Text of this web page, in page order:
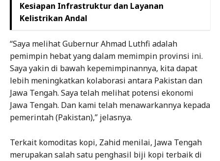
Kesiapan Infrastruktur dan Layanan
Kelistrikan Andal
“Saya melihat Gubernur Ahmad Luthfi adalah
pemimpin hebat yang dalam memimpin provinsi ini.
Saya yakin di bawah kepemimpinannya, kita dapat
lebih meningkatkan kolaborasi antara Pakistan dan
Jawa Tengah. Saya telah melihat potensi ekonomi
Jawa Tengah. Dan kami telah menawarkannya kepada
pemerintah (Pakistan),” jelasnya.
Terkait komoditas kopi, Zahid menilai, Jawa Tengah
merupakan salah satu penghasil biji kopi terbaik di